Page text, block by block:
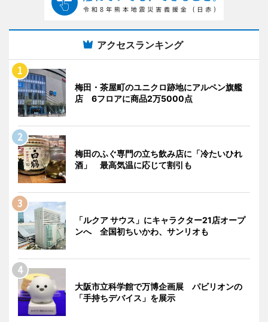
アクセスランキング
梅田・茶屋町のユニクロ跡地にアルペン旗艦
店 6フロアに商品2万5000点
梅田のふぐ専門の立ち飲み店に「冷たいひれ
酒」 最高気温に応じて割引も
「ルクア サウス」にキャラクター21店オープ
ンへ 全国初ちいかわ、サンリオも
大阪市立科学館で万博企画展 パビリオンの
「手持ちデバイス」を展示